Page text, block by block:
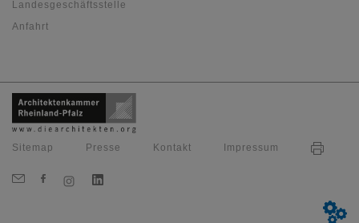
Landesgeschäftsstelle
Anfahrt
Sitemap Presse Kontakt Impressum